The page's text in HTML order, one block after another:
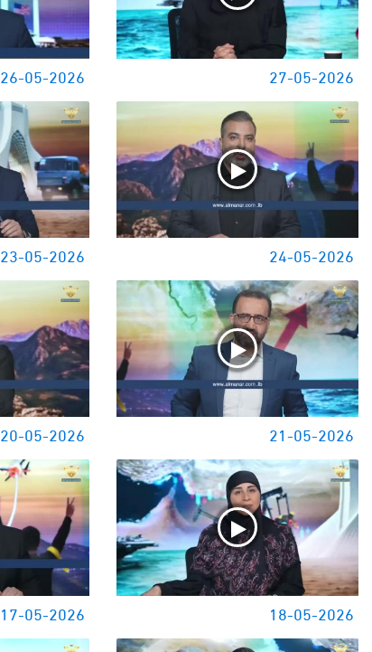
27-05-2026
26-05-2026
24-05-2026
23-05-2026
21-05-2026
20-05-2026
18-05-2026
17-05-2026